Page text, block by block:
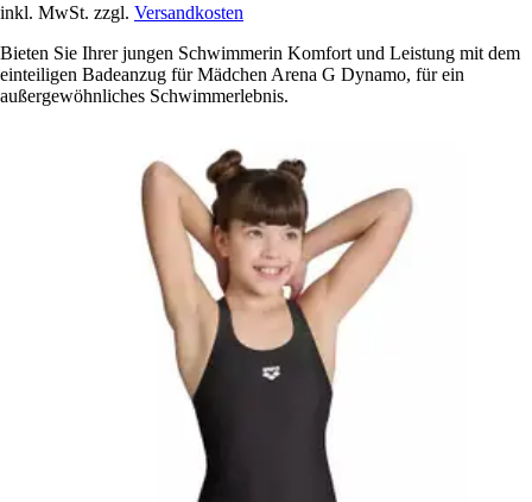
inkl. MwSt. zzgl. Versandkosten
Bieten Sie Ihrer jungen Schwimmerin Komfort und Leistung mit dem
einteiligen Badeanzug für Mädchen Arena G Dynamo, für ein
außergewöhnliches Schwimmerlebnis.